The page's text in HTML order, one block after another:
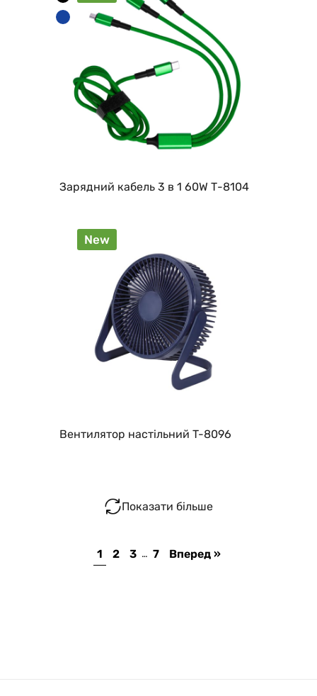
Зарядний кабель 3 в 1 60W Т-8104
New
Вентилятор настільний T-8096
Показати більше
1 2 3 … 7 Вперед »